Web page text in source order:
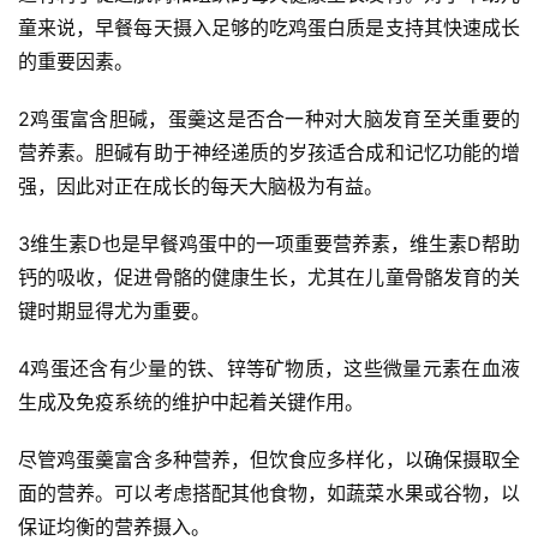
童来说，早餐每天摄入足够的吃鸡蛋白质是支持其快速成长
的重要因素。
2鸡蛋富含胆碱，蛋羹这是否合一种对大脑发育至关重要的
营养素。胆碱有助于神经递质的岁孩适合成和记忆功能的增
强，因此对正在成长的每天大脑极为有益。
3维生素D也是早餐鸡蛋中的一项重要营养素，维生素D帮助
钙的吸收，促进骨骼的健康生长，尤其在儿童骨骼发育的关
键时期显得尤为重要。
4鸡蛋还含有少量的铁、锌等矿物质，这些微量元素在血液
生成及免疫系统的维护中起着关键作用。
尽管鸡蛋羹富含多种营养，但饮食应多样化，以确保摄取全
面的营养。可以考虑搭配其他食物，如蔬菜水果或谷物，以
保证均衡的营养摄入。